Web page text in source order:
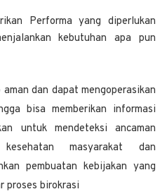
Performa yang diperlukan
kebutuhan apa pun
dan dapat mengoperasikan
bisa memberikan informasi
untuk mendeteksi ancaman
masyarakat dan
pembuatan kebijakan yang
proses birokrasi